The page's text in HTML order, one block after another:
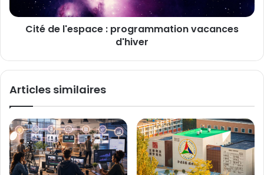
é
i
n
s
T
r
a
e
:
o
g
r
a
Cité de l'espace : programmation vacances
d'hiver
Articles similaires